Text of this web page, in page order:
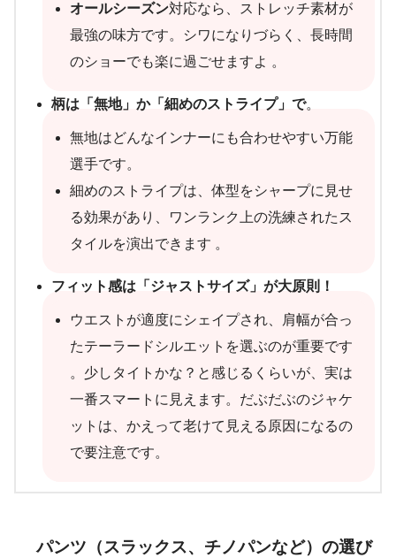
オールシーズン対応なら、ストレッチ素材が
最強の味方です。シワになりづらく、長時間
のショーでも楽に過ごせますよ 。
柄は「無地」か「細めのストライプ」で。
無地はどんなインナーにも合わせやすい万能
選手です。
細めのストライプは、体型をシャープに見せ
る効果があり、ワンランク上の洗練されたス
タイルを演出できます 。
フィット感は「ジャストサイズ」が大原則！
ウエストが適度にシェイプされ、肩幅が合っ
たテーラードシルエットを選ぶのが重要です
。少しタイトかな？と感じるくらいが、実は
一番スマートに見えます。だぶだぶのジャケ
ットは、かえって老けて見える原因になるの
で要注意です。
パンツ（スラックス、チノパンなど）の選び